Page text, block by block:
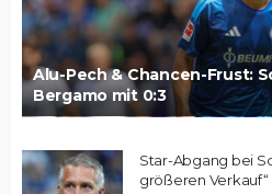
Alu-Pech & Chancen-Frust:
Bergamo mit 0:3
Star-Abgang bei
größeren Verkauf“